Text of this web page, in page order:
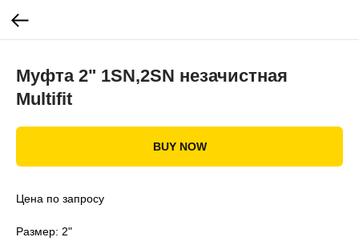
Муфта 2" 1SN,2SN незачистная
Multifit
BUY NOW
Цена по запросу
Размер: 2"